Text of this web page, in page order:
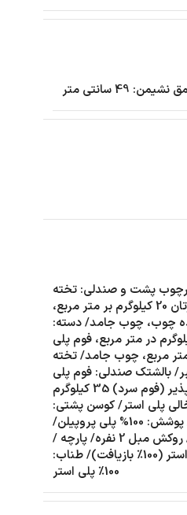
پشت و صندلی: تخته
سه لا، فوم پلی اورتان 20 کیلوگرم بر متر مربع،
چوب، چوب جامد/ دسته:
اورتان 20 کیلوگرم در متر مربع، فوم پلی
در متر مربع، چوب جامد/ تخته
بالشتک صندلی: فوم پلی
اورتان بسیار انعطاف پذیر (فوم سرد) 35 کیلوگرم
پلی استر/ کوسن پشتی:
الیاف توخالی پلی استر/ پوشش: 100% پلی پروپیلن/
پلاستیک پلی پروپیلن/ روکش مبل 2 نفره/ پارچه /
پارچه پشت: 100٪ پلی استر (100٪ بازیافت)/ طناب:
100٪ پلی استر